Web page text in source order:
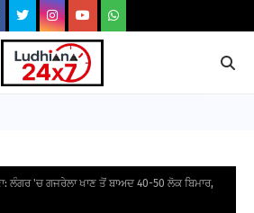
ਲੰਗਰ 'ਚ ਗਜਰੇਲਾ ਖਾਣ ਤੋਂ ਬਾਅਦ 40-50 ਲੋਕ ਬਿਮਾਰ,